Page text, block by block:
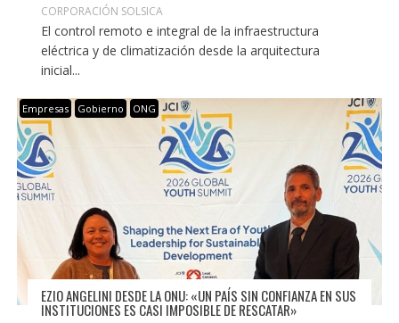
CORPORACIÓN SOLSICA
El control remoto e integral de la infraestructura
eléctrica y de climatización desde la arquitectura
inicial...
Empresas Gobierno ONG
EZIO ANGELINI DESDE LA ONU: «UN PAÍS SIN CONFIANZA EN SUS
INSTITUCIONES ES CASI IMPOSIBLE DE RESCATAR»